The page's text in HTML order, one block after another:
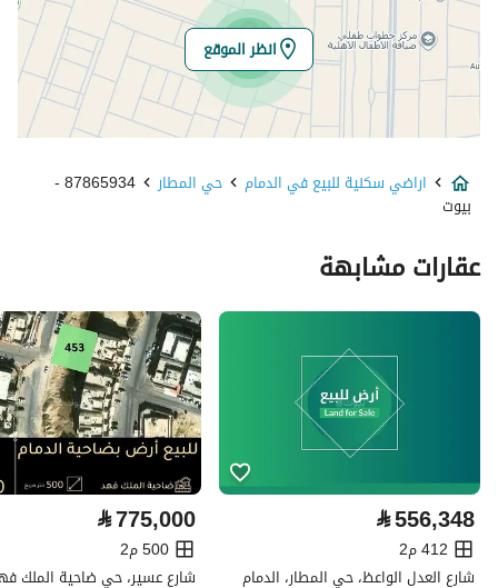
خط الطول
49.95128122124984
تفاصيل العقار
نوع الإعلان
للبيع
استخدام العقار
-
السعر
عدد الغرف
خدمات العقار
لا يوجد خدمات
انظر الموقع
اراضي سكنية للبيع في الدمام حي المطار 87865934 -
بيوت
عقارات مشابهة
⃁556,348
412 م2
شارع العدل الواعظ، حي المطار، الدمام
⃁775,000
500 م2